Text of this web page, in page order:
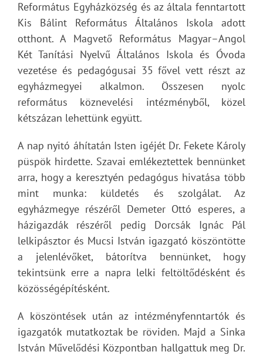
Református Egyházközség és az általa fenntartott
Kis Bálint Református Általános Iskola adott
otthont. A Magvető Református Magyar–Angol
Két Tanítási Nyelvű Általános Iskola és Óvoda
vezetése és pedagógusai 35 fővel vett részt az
egyházmegyei alkalmon. Összesen nyolc
református köznevelési intézményből, közel
kétszázan lehettünk együtt.
A nap nyitó áhítatán Isten igéjét Dr. Fekete Károly
püspök hirdette. Szavai emlékeztettek bennünket
arra, hogy a keresztyén pedagógus hivatása több
mint munka: küldetés és szolgálat. Az
egyházmegye részéről Demeter Ottó esperes, a
házigazdák részéről pedig Dorcsák Ignác Pál
lelkipásztor és Mucsi István igazgató köszöntötte
a jelenlévőket, bátorítva bennünket, hogy
tekintsünk erre a napra lelki feltöltődésként és
közösségépítésként.
A köszöntések után az intézményfenntartók és
igazgatók mutatkoztak be röviden. Majd a Sinka
István Művelődési Központban hallgattuk meg Dr.